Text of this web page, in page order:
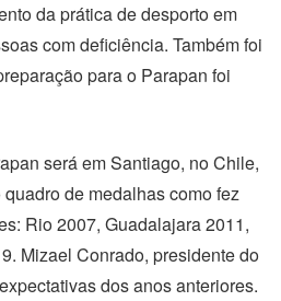
da prática de desporto em
com deficiência. Também foi
para o Parapan foi
será em Santiago, no Chile,
de medalhas como fez
Rio 2007, Guadalajara 2011,
Mizael Conrado, presidente do
dos anos anteriores.